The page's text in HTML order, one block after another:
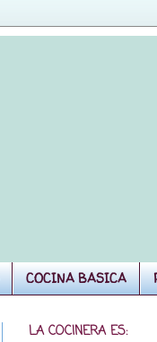
COCINA BASICA
LA COCINERA ES: